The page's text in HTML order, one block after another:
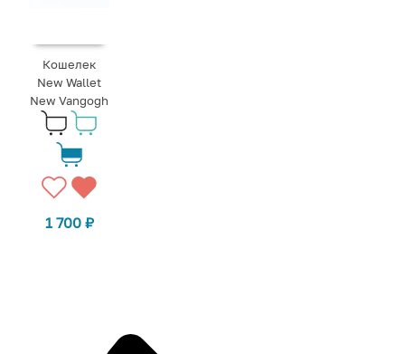
Кошелек
New Wallet
New Vangogh
1 700 ₽